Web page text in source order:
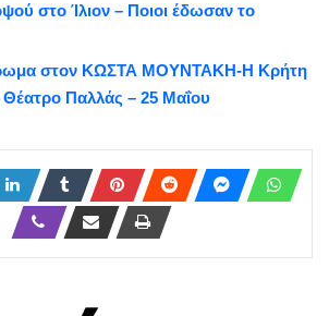
στο Ίλιον – Ποιοι έδωσαν το
στον ΚΩΣΤΑ ΜΟΥΝΤΑΚΗ-Η Κρήτη
Θέατρο Παλλάς – 25 Μαΐου